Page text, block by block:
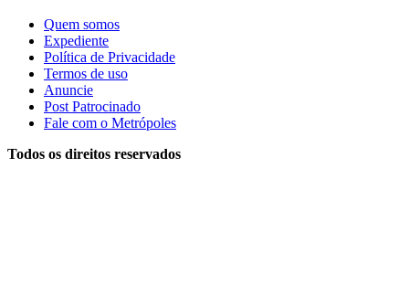
Quem somos
Expediente
Política de Privacidade
Termos de uso
Anuncie
Post Patrocinado
Fale com o Metrópoles
Todos os direitos reservados